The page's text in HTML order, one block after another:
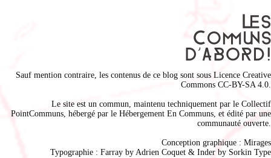
Sauf mention contraire, les contenus de ce blog sont sous Licence Creative
Commons CC-BY-SA 4.0
Le site est un commun, maintenu techniquement par le Collectif
PointCommuns , hébergé par le Hébergement En Communs , et édité par une
communauté ouverte.
Conception graphique : Mirages
Typographie : Farray by Adrien Coquet & Inder by Sorkin Type